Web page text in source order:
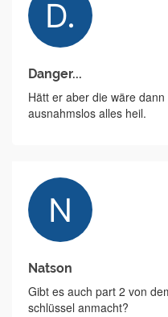
Danger...
Hätt er aber die wäre
ausnahmslos alles heil.
Natson
Gibt es auch part 2 von
schlüssel anmacht?